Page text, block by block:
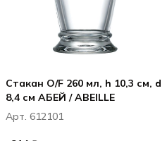
Стакан O/F 260 мл, h 10,3 см, d
8,4 см АБЕЙ / ABEILLE
Арт. 612101